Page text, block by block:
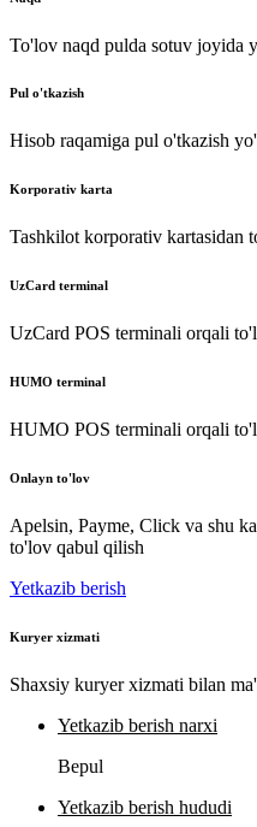
To'lov naqd pulda sotuv joyida
Pul o'tkazish
Hisob raqamiga pul o'tkazish
Korporativ karta
Tashkilot korporativ kartasidan
UzCard terminal
UzCard POS terminali orqali
HUMO terminal
HUMO POS terminali orqali
Onlayn to'lov
Apelsin, Payme, Click va shu
to'lov qabul qilish
Yetkazib berish
Kuryer xizmati
Shaxsiy kuryer xizmati bilan
Yetkazib berish narxi
Bepul
Yetkazib berish hududi